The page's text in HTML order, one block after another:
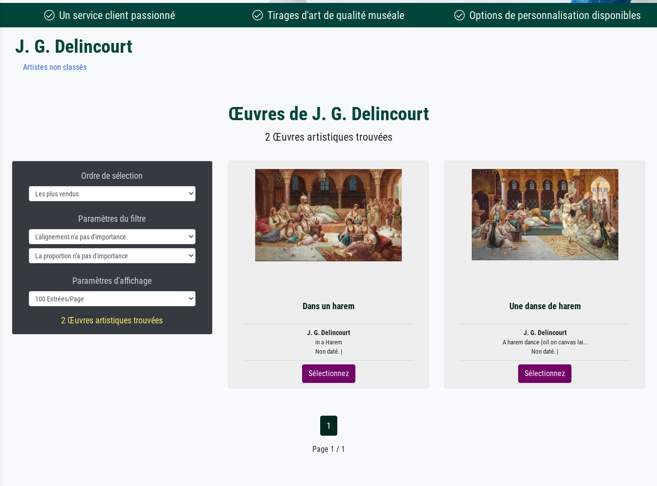
Un service client passionné Tirages d'art de qualité muséale Options de personnalisation disponibles
J. G. Delincourt
Artistes non classés
Œuvres de J. G. Delincourt
2 Œuvres artistiques trouvées
Ordre de sélection
Paramètres du filtre
Paramètres d'affichage
2 Œuvres artistiques trouvées
Dans un harem
J. G. Delincourt
in a Harem
Non daté. |
Sélectionnez
Une danse de harem
J. G. Delincourt
A harem dance (oil on canvas lai...
Non daté. |
Sélectionnez
1
Page 1 / 1